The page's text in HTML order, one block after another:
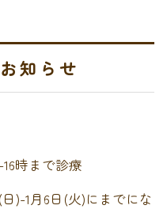
知らせ
時まで診療
)-1月6日(火)にまでにな